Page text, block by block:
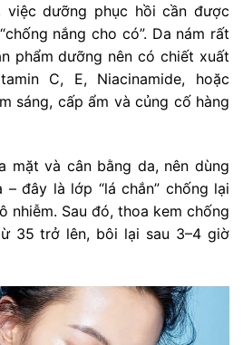
việc dưỡng phục hồi cần được
nắng cho có”. Da nám rất
phẩm dưỡng nên có chiết xuất
C, E, Niacinamide, hoặc
sáng, cấp ẩm và củng cố hàng
mặt và cân bằng da, nên dùng
– đây là lớp “lá chắn” chống lại
nhiễm. Sau đó, thoa kem chống
35 trở lên, bôi lại sau 3–4 giờ